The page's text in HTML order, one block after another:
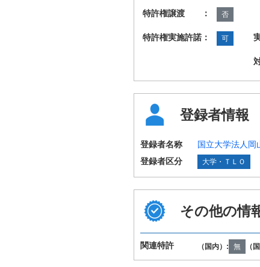
特許権譲渡 ： 否
特許権実施許諾： 可
登録者情報
登録者名称
国立大学法人岡
登録者区分
大学・ＴＬＯ
その他の情
国際特許分類
（IPC第8版）
C12N9/36